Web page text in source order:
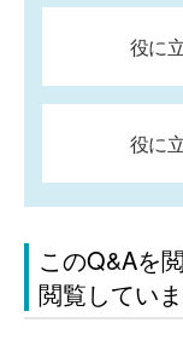
役に
役に
このQ&Aを
閲覧してい